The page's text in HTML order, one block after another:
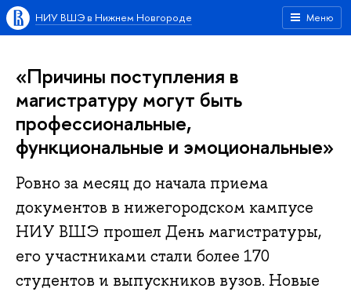
Меню
НИУ ВШЭ в Нижнем Новгороде
«Причины поступления в
магистратуру могут быть
профессиональные,
функциональные и эмоциональные»
Ровно за месяц до начала приема
документов в нижегородском кампусе
НИУ ВШЭ прошел День магистратуры,
его участниками стали более 170
студентов и выпускников вузов. Новые